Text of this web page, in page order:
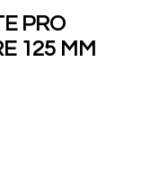
PRO
125 MM